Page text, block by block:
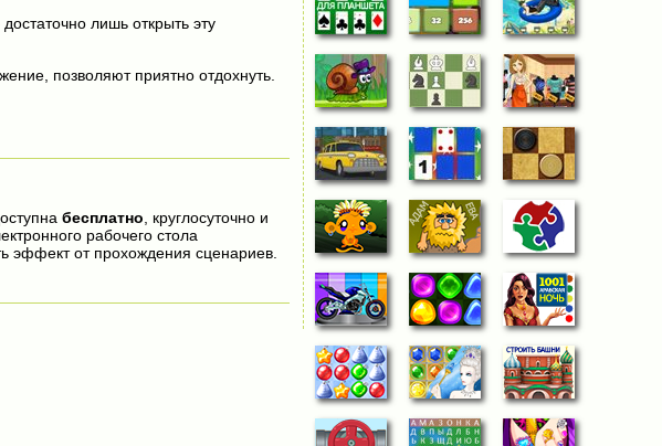
достаточно лишь открыть эту
позволяют приятно отдохнуть.
бесплатно , круглосуточно и
рабочего стола
эффект от прохождения сценариев.